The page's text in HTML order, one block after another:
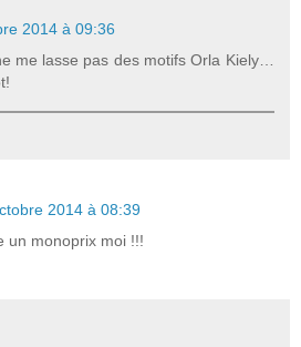
2014 à 09:36
me lasse pas des motifs Orla Kiely…
2014 à 08:39
un monoprix moi !!!